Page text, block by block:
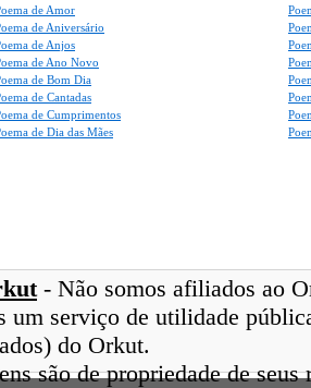
de Amor
de Aniversário
de Anjos
de Ano Novo
de Bom Dia
de Cantadas
de Cumprimentos
de Dia das Mães
- Não somos afiliados ao
um serviço de utilidade
do Orkut.
são de propriedade de